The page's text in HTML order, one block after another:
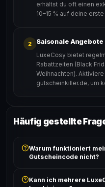
erhältst du oft einen
10–15 % auf deine
2 Saisonale
LuxeCosy bietet
Rabattzeiten (Black
Weihnachten).
gutscheinkiller.de, um
Häufig gestellte
Warum funktioniert
Gutscheincode nicht?
ist und ob der Code
Kann ich mehrere